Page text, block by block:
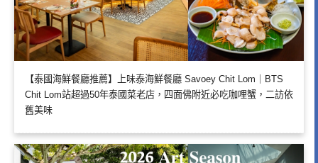
【泰國海鮮餐廳推薦】上味泰海鮮餐廳 Savoey Chit Lom｜BTS
Chit Lom站超過50年泰國菜老店，四面佛附近必吃咖哩蟹，二訪依
舊美味